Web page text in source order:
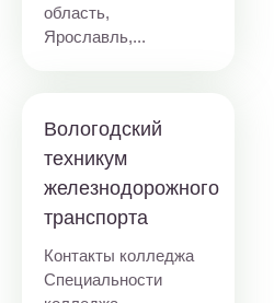
область,
Ярославль,...
Вологодский
техникум
железнодорожного
транспорта
Контакты колледжа
Специальности